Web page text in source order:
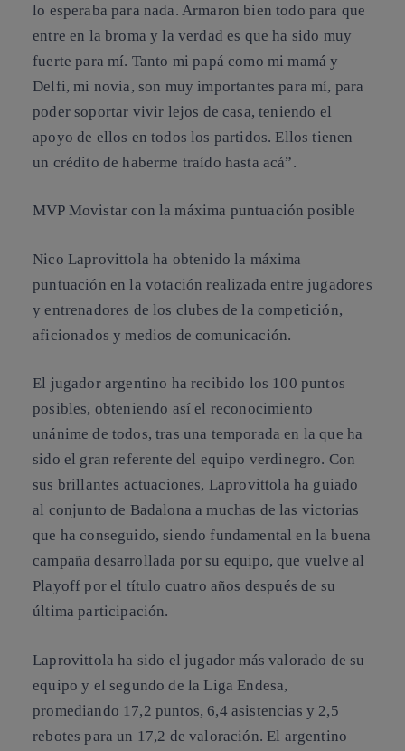
lo esperaba para nada. Armaron bien todo para que
entre en la broma y la verdad es que ha sido muy
fuerte para mí. Tanto mi papá como mi mamá y
Delfi, mi novia, son muy importantes para mí, para
poder soportar vivir lejos de casa, teniendo el
apoyo de ellos en todos los partidos. Ellos tienen
un crédito de haberme traído hasta acá”.
MVP Movistar con la máxima puntuación posible
Nico Laprovittola ha obtenido la máxima
puntuación en la votación realizada entre jugadores
y entrenadores de los clubes de la competición,
aficionados y medios de comunicación.
El jugador argentino ha recibido los 100 puntos
posibles, obteniendo así el reconocimiento
unánime de todos, tras una temporada en la que ha
sido el gran referente del equipo verdinegro. Con
sus brillantes actuaciones, Laprovittola ha guiado
al conjunto de Badalona a muchas de las victorias
que ha conseguido, siendo fundamental en la buena
campaña desarrollada por su equipo, que vuelve al
Playoff por el título cuatro años después de su
última participación.
Laprovittola ha sido el jugador más valorado de su
equipo y el segundo de la Liga Endesa,
promediando 17,2 puntos, 6,4 asistencias y 2,5
rebotes para un 17,2 de valoración. El argentino